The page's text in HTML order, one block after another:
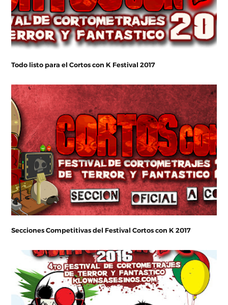
Todo listo para el Cortos con K Festival 2017
Secciones Competitivas del Festival Cortos con K 2017